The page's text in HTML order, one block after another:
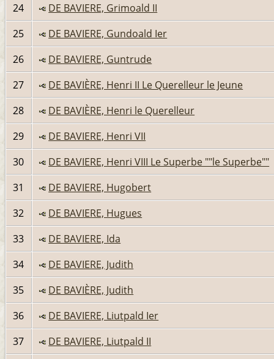
24
DE BAVIERE, Grimoald II
25
DE BAVIERE, Gundoald Ier
26
DE BAVIERE, Guntrude
27
DE BAVIÈRE, Henri II Le Querelleur le Jeune
28
DE BAVIÈRE, Henri le Querelleur
29
DE BAVIERE, Henri VII
30
DE BAVIERE, Henri VIII Le Superbe ""le Superbe""
31
DE BAVIERE, Hugobert
32
DE BAVIERE, Hugues
33
DE BAVIERE, Ida
34
DE BAVIERE, Judith
35
DE BAVIÈRE, Judith
36
DE BAVIERE, Liutpald Ier
37
DE BAVIERE, Liutpald II